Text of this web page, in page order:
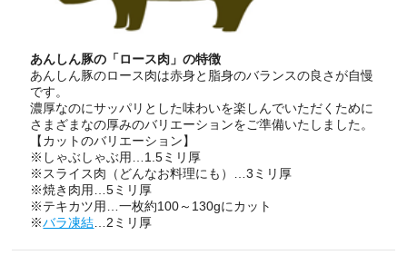
あんしん豚の「ロース肉」の特徴
あんしん豚のロース肉は赤身と脂身のバランスの良さが自慢
です。
濃厚なのにサッパリとした味わいを楽しんでいただくために
さまざまなの厚みのバリエーションをご準備いたしました。
【カットのバリエーション】
※しゃぶしゃぶ用…1.5ミリ厚
※スライス肉（どんなお料理にも）…3ミリ厚
※焼き肉用…5ミリ厚
※テキカツ用…一枚約100～130gにカット
※バラ凍結…2ミリ厚